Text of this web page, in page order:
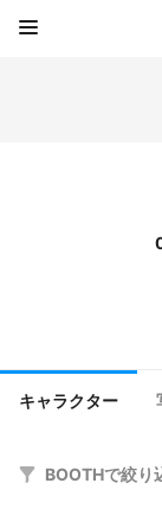
キャラクター
BOOTHで絞り